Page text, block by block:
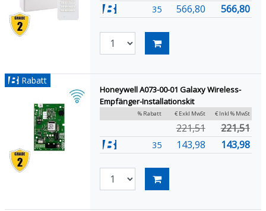
35 566,80 566,80
Rabatt
Honeywell A073-00-01 Galaxy Wireless-
Empfänger-Installationskit
% Rabatt € Exkl MwSt € Inkl % MwSt
221,51 221,51
35 143,98 143,98